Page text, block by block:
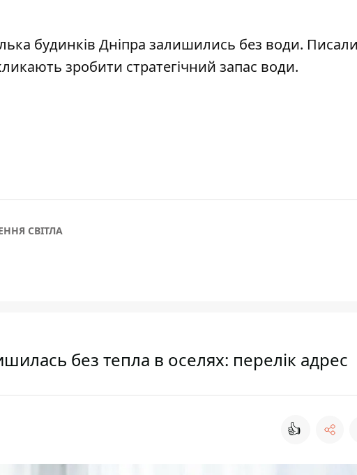
будинків Дніпра залишились без води. Писали
зробити стратегічний запас води.
СВІТЛА
без тепла в оселях: перелік адрес
👍